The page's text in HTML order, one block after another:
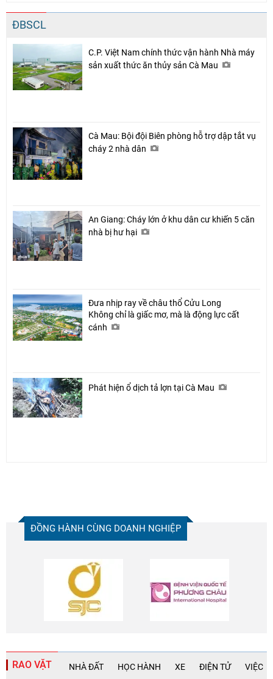
ĐBSCL
C.P. Việt Nam chính thức vận hành Nhà máy
sản xuất thức ăn thủy sản Cà Mau
Cà Mau: Bội đội Biên phòng hỗ trợ dập tắt vụ
cháy 2 nhà dân
An Giang: Cháy lớn ở khu dân cư khiến 5 căn
nhà bị hư hại
Đưa nhịp ray về châu thổ Cửu Long
Không chỉ là giấc mơ, mà là động lực cất
cánh
Phát hiện ổ dịch tả lợn tại Cà Mau
ĐỒNG HÀNH CÙNG DOANH NGHIỆP
RAO VẶT NHÀ ĐẤT HỌC HÀNH XE ĐIỆN TỬ VIỆC